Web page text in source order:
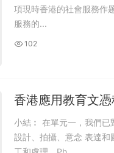
項現時香港的社會服務作
服務的...
102
香港應用教育文
小結︰ 在單元一，我們已對「視覺思維」及「圖片處理」有初步認識，基本上已掌握圖像
設計、拍攝、意念 表達和圖像編輯等技巧。另外，更使用 Photopea 實踐圖像和文字的加